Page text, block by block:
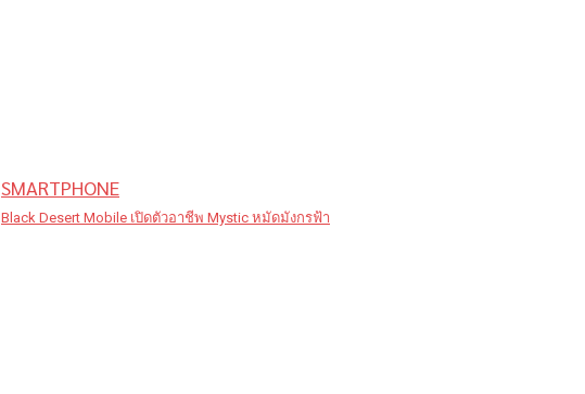
SMARTPHONE
Black Desert Mobile เปิดตัวอาชีพ Mystic หมัดมังกรฟ้า